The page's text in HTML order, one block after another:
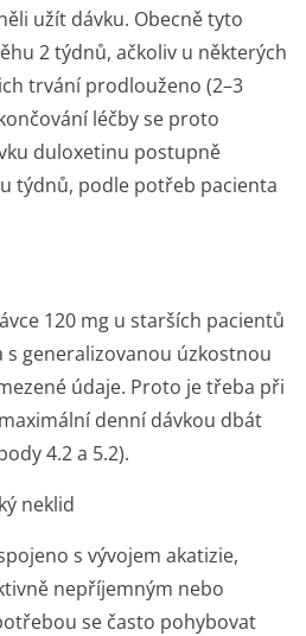
užít dávku. Obecně tyto
2 týdnů, ačkoliv u některých
trvání prodlouženo (2–3
léčby se proto
duloxetinu postupně
týdnů, podle potřeb pacienta
120 mg u starších pacientů
generalizovanou úzkostnou
údaje. Proto je třeba při
denní dávkou dbát
4.2 a 5.2).
neklid
s vývojem akatizie,
nepříjemným nebo
se často pohybovat